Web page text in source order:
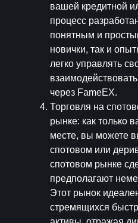
вашей кредитной
процесс
понятным и
новички, так и
легко управлять
через FameEX.
Торговля на
рынке: как только
месте, вы можете
спотовом или
спотовом рынке
предполагают
Этот рынок
стремящихся